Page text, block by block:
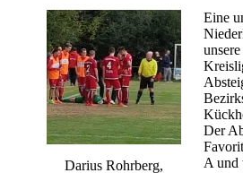
Darius Rohrberg,
Eine
Der
A und